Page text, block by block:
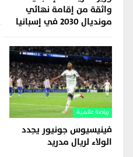
واثقة من إقامة نهائي
مونديال 2030 في إسبانيا
رياضة عالمية
فينيسيوس جونيور يجدد
الولاء لريال مدريد